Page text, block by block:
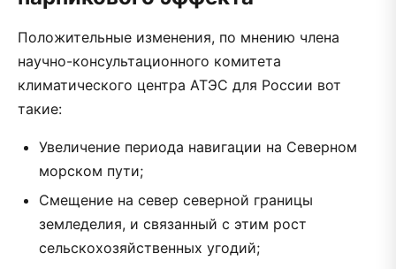
Положительные изменения, по мнению члена
научно-консультационного комитета
климатического центра АТЭС для России вот
такие:
Увеличение периода навигации на Северном
морском пути;
Смещение на север северной границы
земледелия, и связанный с этим рост
сельскохозяйственных угодий;